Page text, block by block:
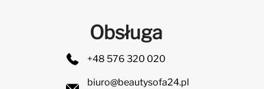
Obsługa
+48 576 320 020
biuro@beautysofa24.pl